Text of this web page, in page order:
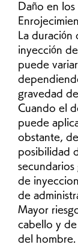
Daño en los
La
inyección
puede
gravedad
Cuando el
puede
obstante,
posibilidad
secundarios
de
de
Mayor
cabello y
del hombre.